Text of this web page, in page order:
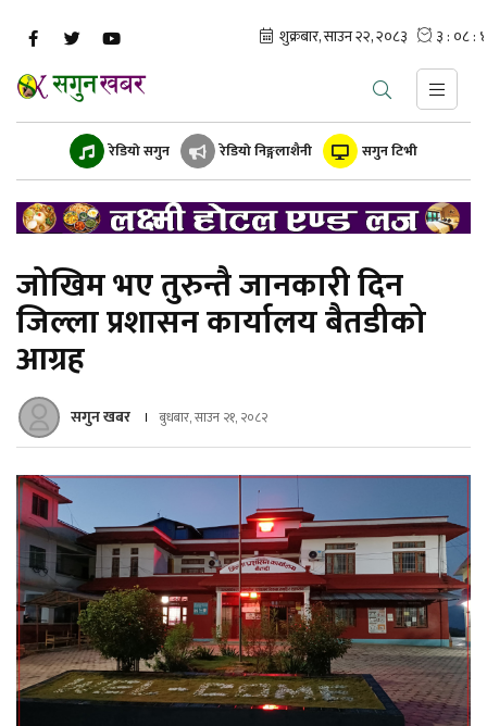
रेडियो सगुन रेडियो निङ्गलाशैनी सगुन टिभी
जोखिम भए तुरुन्तै जानकारी दिन
जिल्ला प्रशासन कार्यालय बैतडीको
आग्रह
सगुन खबर बुधबार, साउन २१, २०८२